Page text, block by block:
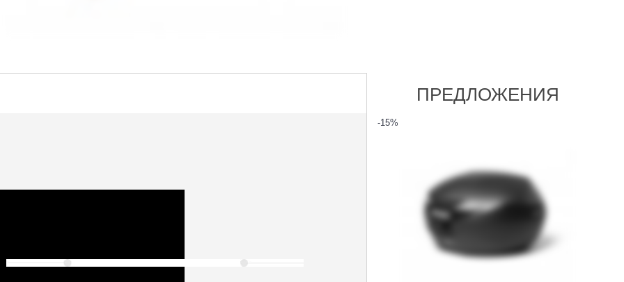
ПРЕДЛОЖЕНИЯ
-15%